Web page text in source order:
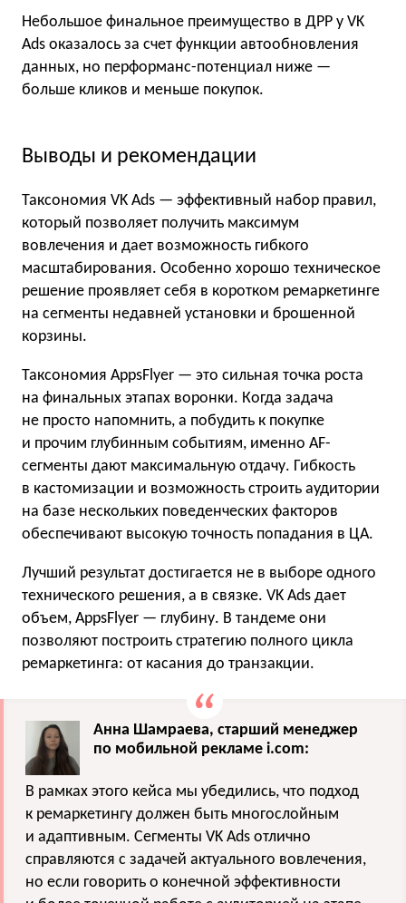
Небольшое финальное преимущество в ДРР у VK
Ads оказалось за счет функции автообновления
данных, но перформанс-потенциал ниже —
больше кликов и меньше покупок.
Выводы и рекомендации
Таксономия VK Ads — эффективный набор правил,
который позволяет получить максимум
вовлечения и дает возможность гибкого
масштабирования. Особенно хорошо техническое
решение проявляет себя в коротком ремаркетинге
на сегменты недавней установки и брошенной
корзины.
Таксономия AppsFlyer — это сильная точка роста
на финальных этапах воронки. Когда задача
не просто напомнить, а побудить к покупке
и прочим глубинным событиям, именно AF-
сегменты дают максимальную отдачу. Гибкость
в кастомизации и возможность строить аудитории
на базе нескольких поведенческих факторов
обеспечивают высокую точность попадания в ЦА.
Лучший результат достигается не в выборе одного
технического решения, а в связке. VK Ads дает
объем, AppsFlyer — глубину. В тандеме они
позволяют построить стратегию полного цикла
ремаркетинга: от касания до транзакции.
Анна Шамраева, старший менеджер
по мобильной рекламе i.соm:
В рамках этого кейса мы убедились, что подход
к ремаркетингу должен быть многослойным
и адаптивным. Сегменты VK Ads отлично
справляются с задачей актуального вовлечения,
но если говорить о конечной эффективности